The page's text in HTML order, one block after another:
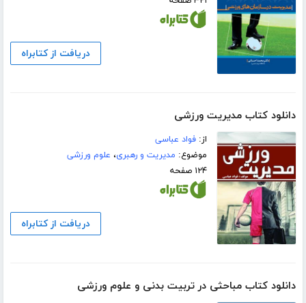
دریافت از کتابراه
دانلود کتاب مدیریت ورزشی
از:فواد عباسی
موضوع: مدیریت و رهبری، علوم ورزشی
۱۲۴ صفحه
دریافت از کتابراه
دانلود کتاب مباحثی در تربیت بدنی و علوم ورزشی